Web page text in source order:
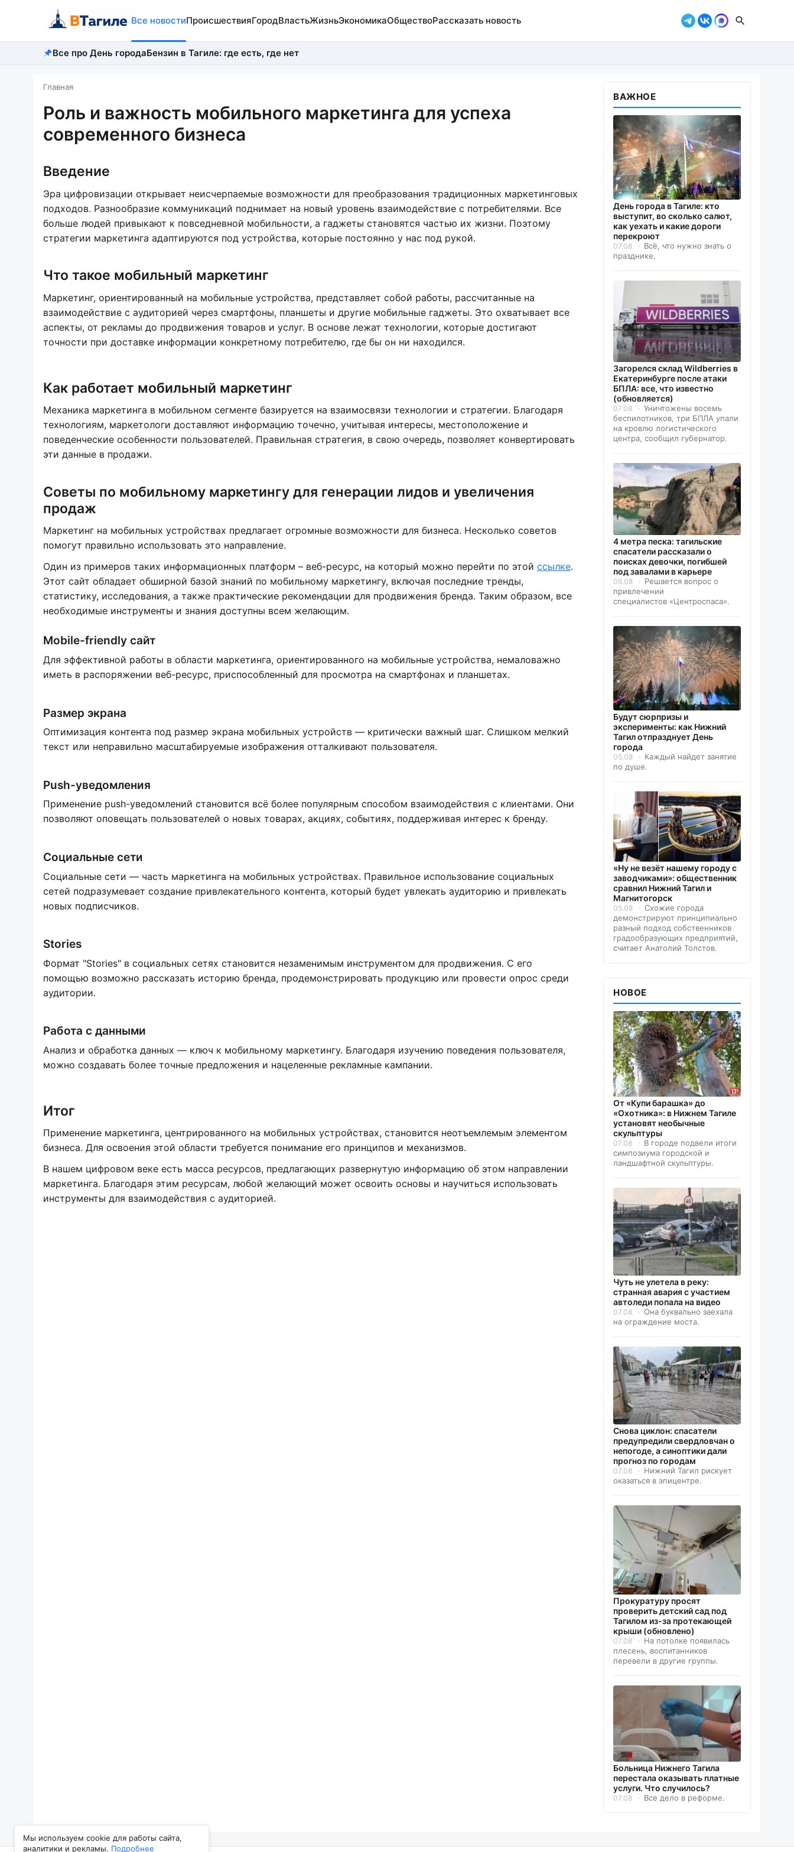
Мы используем cookie для работы сайта,
аналитики и рекламы. Подробнее
Все новостиПроисшествияГородВластьЖизньЭкономикаОбществоРассказать новость
Все про День городаБензин в Тагиле: где есть, где нет
Главная
Роль и важность мобильного маркетинга для успеха
современного бизнеса
Введение
Эра цифровизации открывает неисчерпаемые возможности для преобразования традиционных маркетинговых
подходов. Разнообразие коммуникаций поднимает на новый уровень взаимодействие с потребителями. Все
больше людей привыкают к повседневной мобильности, а гаджеты становятся частью их жизни. Поэтому
стратегии маркетинга адаптируются под устройства, которые постоянно у нас под рукой.
Что такое мобильный маркетинг
Маркетинг, ориентированный на мобильные устройства, представляет собой работы, рассчитанные на
взаимодействие с аудиторией через смартфоны, планшеты и другие мобильные гаджеты. Это охватывает все
аспекты, от рекламы до продвижения товаров и услуг. В основе лежат технологии, которые достигают
точности при доставке информации конкретному потребителю, где бы он ни находился.
Как работает мобильный маркетинг
Механика маркетинга в мобильном сегменте базируется на взаимосвязи технологии и стратегии. Благодаря
технологиям, маркетологи доставляют информацию точечно, учитывая интересы, местоположение и
поведенческие особенности пользователей. Правильная стратегия, в свою очередь, позволяет конвертировать
эти данные в продажи.
Советы по мобильному маркетингу для генерации лидов и увеличения
продаж
Маркетинг на мобильных устройствах предлагает огромные возможности для бизнеса. Несколько советов
помогут правильно использовать это направление.
Один из примеров таких информационных платформ – веб-ресурс, на который можно перейти по этой ссылке.
Этот сайт обладает обширной базой знаний по мобильному маркетингу, включая последние тренды,
статистику, исследования, а также практические рекомендации для продвижения бренда. Таким образом, все
необходимые инструменты и знания доступны всем желающим.
Mobile-friendly сайт
Для эффективной работы в области маркетинга, ориентированного на мобильные устройства, немаловажно
иметь в распоряжении веб-ресурс, приспособленный для просмотра на смартфонах и планшетах.
Размер экрана
Оптимизация контента под размер экрана мобильных устройств — критически важный шаг. Слишком мелкий
текст или неправильно масштабируемые изображения отталкивают пользователя.
Push-уведомления
Применение push-уведомлений становится всё более популярным способом взаимодействия с клиентами. Они
позволяют оповещать пользователей о новых товарах, акциях, событиях, поддерживая интерес к бренду.
Социальные сети
Социальные сети — часть маркетинга на мобильных устройствах. Правильное использование социальных
сетей подразумевает создание привлекательного контента, который будет увлекать аудиторию и привлекать
новых подписчиков.
Stories
Формат "Stories" в социальных сетях становится незаменимым инструментом для продвижения. С его
помощью возможно рассказать историю бренда, продемонстрировать продукцию или провести опрос среди
аудитории.
Работа с данными
Анализ и обработка данных — ключ к мобильному маркетингу. Благодаря изучению поведения пользователя,
можно создавать более точные предложения и нацеленные рекламные кампании.
Итог
Применение маркетинга, центрированного на мобильных устройствах, становится неотъемлемым элементом
бизнеса. Для освоения этой области требуется понимание его принципов и механизмов.
В нашем цифровом веке есть масса ресурсов, предлагающих развернутую информацию об этом направлении
маркетинга. Благодаря этим ресурсам, любой желающий может освоить основы и научиться использовать
инструменты для взаимодействия с аудиторией.
ВАЖНОЕ
День города в Тагиле: кто
выступит, во сколько салют,
как уехать и какие дороги
перекроют
07.08
Всё, что нужно знать о
празднике.
Загорелся склад Wildberries в
Екатеринбурге после атаки
БПЛА: все, что известно
(обновляется)
07.08
Уничтожены восемь
беспилотников, три БПЛА упали
на кровлю логистического
центра, сообщил губернатор.
4 метра песка: тагильские
спасатели рассказали о
поисках девочки, погибшей
под завалами в карьере
06.08
Решается вопрос о
привлечении
специалистов «Центроспаса».
Будут сюрпризы и
эксперименты: как Нижний
Тагил отпразднует День
города
05.08
Каждый найдет занятие
по душе.
«Ну не везёт нашему городу с
заводчиками»: общественник
сравнил Нижний Тагил и
Магнитогорск
05.08
Схожие города
демонстрируют принципиально
разный подход собственников
градообразующих предприятий,
считает Анатолий Толстов.
НОВОЕ
От «Купи барашка» до
«Охотника»: в Нижнем Тагиле
установят необычные
скульптуры
07.08
В городе подвели итоги
симпозиума городской и
ландшафтной скульптуры.
Чуть не улетела в реку:
странная авария с участием
автоледи попала на видео
07.08
Она буквально заехала
на ограждение моста.
Снова циклон: спасатели
предупредили свердловчан о
непогоде, а синоптики дали
прогноз по городам
07.08
Нижний Тагил рискует
оказаться в эпицентре.
Прокуратуру просят
проверить детский сад под
Тагилом из-за протекающей
крыши (обновлено)
07.08
На потолке появилась
плесень, воспитанников
перевели в другие группы.
Больница Нижнего Тагила
перестала оказывать платные
услуги. Что случилось?
07.08 Все дело в реформе.